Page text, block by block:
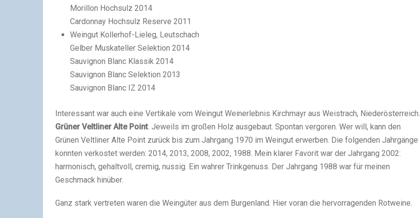
Morillon Hochsulz 2014
Cardonnay Hochsulz Reserve 2011
Weingut Kollerhof-Lieleg, Leutschach
Gelber Muskateller Selektion 2014
Sauvignon Blanc Klassik 2014
Sauvignon Blanc Selektion 2013
Sauvignon Blanc IZ 2014
Interessant war auch eine Vertikale vom Weingut Weinerlebnis Kirchmayr aus Weistrach, Niederösterreich.
Grüner Veltliner Alte Point. Jeweils im großen Holz ausgebaut. Spontan vergoren. Wer will, kann den
Grünen Veltliner Alte Point zurück bis zum Jahrgang 1970 im Weingut erwerben. Die folgenden Jahrgänge
konnten verkostet werden: 2014, 2013, 2008, 2002, 1988. Mein klarer Favorit war der Jahrgang 2002:
harmonisch, gehaltvoll, cremig, nussig. Ein wahrer Trinkgenuss. Der Jahrgang 1988 war für meinen
Geschmack hinüber.
Ganz stark vertreten waren die Weingüter aus dem Burgenland. Hier voran die hervorragenden Rotweine.